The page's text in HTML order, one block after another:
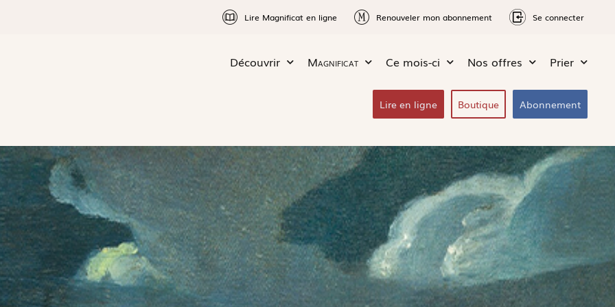
Lire Magnificat en ligne Renouveler mon abonnement Se connecter
Découvrir Magnificat Ce mois-ci Nos offres Prier
Lire en ligne Boutique Abonnement